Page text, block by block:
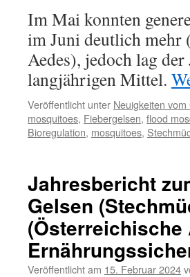
Im Mai konnten
im Juni deutlich mehr
Aedes), jedoch lag
langjährigen Mittel.
Veröffentlicht unter Neuigkeiten
mosquitoes, Fiebergelsen, flood
Bioregulation, mosquitoes,
Jahresbericht
Gelsen
Veröffentlicht am 15. Februar 2024